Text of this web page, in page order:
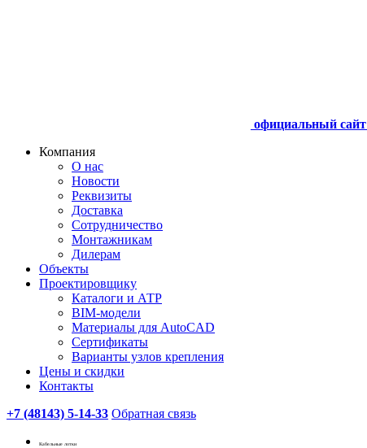
официальный сайт
Компания
О нас
Новости
Реквизиты
Доставка
Сотрудничество
Монтажникам
Дилерам
Объекты
Проектировщику
Каталоги и АТР
BIM-модели
Материалы для AutoCAD
Сертификаты
Варианты узлов крепления
Цены и скидки
Контакты
+7 (48143) 5-14-33 Обратная связь
Кабельные лотки